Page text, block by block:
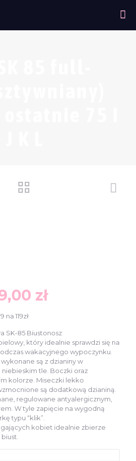
zł.
złAktualna
119,00 zł.
na 119zł
SK-85 Biustonosz
który idealnie sprawdzi się na
wakacyjnego wypoczynku.
są z dzianiny w
tle. Boczki oraz
kolorze. Miseczki lekko
są dodatkową dzianiną.
regulowane antyalergicznym,
W tyle zapięcie na wygodną
typu “klik”.
kobiet idealnie zbierze